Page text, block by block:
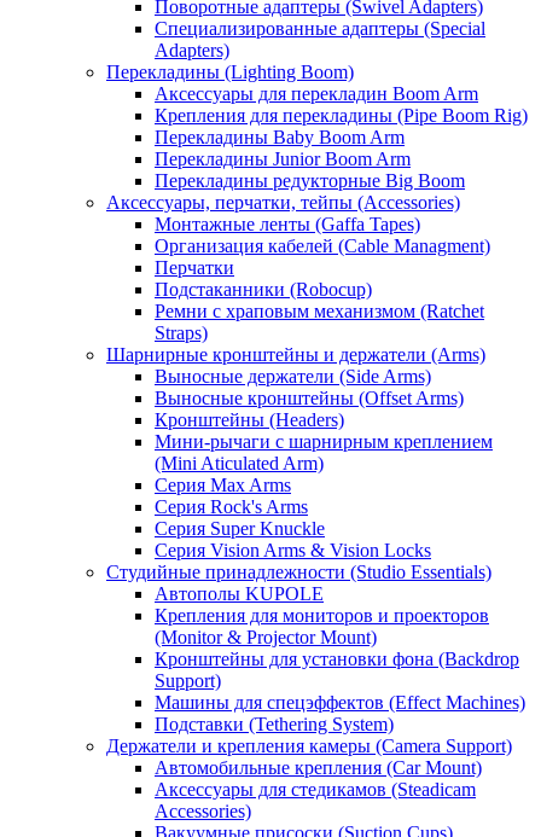
Поворотные адаптеры (Swivel Adapters)
Специализированные адаптеры (Special
Adapters)
Перекладины (Lighting Boom)
Аксессуары для перекладин Boom Arm
Крепления для перекладины (Pipe Boom Rig)
Перекладины Baby Boom Arm
Перекладины Junior Boom Arm
Перекладины редукторные Big Boom
Аксессуары, перчатки, тейпы (Accessories)
Монтажные ленты (Gaffa Tapes)
Организация кабелей (Cable Managment)
Перчатки
Подстаканники (Robocup)
Ремни с храповым механизмом (Ratchet
Straps)
Шарнирные кронштейны и держатели (Arms)
Выносные держатели (Side Arms)
Выносные кронштейны (Offset Arms)
Кронштейны (Headers)
Мини-рычаги с шарнирным креплением
(Mini Aticulated Arm)
Серия Max Arms
Серия Rock's Arms
Серия Super Knuckle
Серия Vision Arms & Vision Locks
Студийные принадлежности (Studio Essentials)
Автополы KUPOLE
Крепления для мониторов и проекторов
(Monitor & Projector Mount)
Кронштейны для установки фона (Backdrop
Support)
Машины для спецэффектов (Effect Machines)
Подставки (Tethering System)
Держатели и крепления камеры (Camera Support)
Автомобильные крепления (Car Mount)
Аксессуары для стедикамов (Steadicam
Accessories)
Вакуумные присоски (Suction Cups)